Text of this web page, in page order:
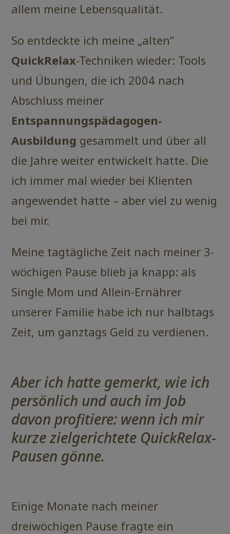
allem meine Lebensqualität.
So entdeckte ich meine „alten“
QuickRelax-Techniken wieder: Tools
und Übungen, die ich 2004 nach
Abschluss meiner
Entspannungspädagogen-
Ausbildung gesammelt und über all
die Jahre weiter entwickelt hatte. Die
ich immer mal wieder bei Klienten
angewendet hatte – aber viel zu wenig
bei mir.
Meine tagtägliche Zeit nach meiner 3-
wöchigen Pause blieb ja knapp: als
Single Mom und Allein-Ernährer
unserer Familie habe ich nur halbtags
Zeit, um ganztags Geld zu verdienen.
Aber ich hatte gemerkt, wie ich
persönlich und auch im Job
davon profitiere: wenn ich mir
kurze zielgerichtete QuickRelax-
Pausen gönne.
Einige Monate nach meiner
dreiwöchigen Pause fragte ein